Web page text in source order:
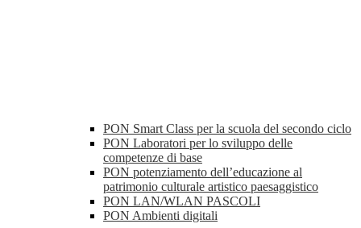
PON Smart Class per la scuola del secondo ciclo
PON Laboratori per lo sviluppo delle
competenze di base
PON potenziamento dell’educazione al
patrimonio culturale artistico paesaggistico
PON LAN/WLAN PASCOLI
PON Ambienti digitali